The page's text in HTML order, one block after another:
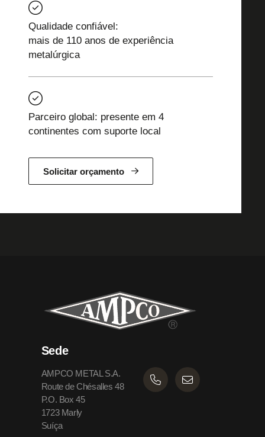
Qualidade confiável:
mais de 110 anos de experiência
metalúrgica
Parceiro global: presente em 4
continentes com suporte local
Solicitar orçamento
Sede
AMPCO METAL S.A.
Route de Chésalles 48
P.O. Box 45
1723 Marly
Suíça